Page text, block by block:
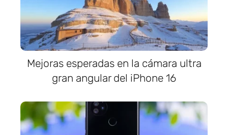
Mejoras esperadas en la cámara ultra
gran angular del iPhone 16